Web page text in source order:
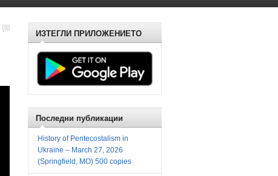
ИЗТЕГЛИ ПРИЛОЖЕНИЕТО
Последни публикации
History of Pentecostalism in
Ukraine – March 27, 2026
(Springfield, MO) 500 copies